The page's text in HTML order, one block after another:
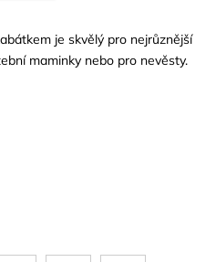
je skvělý pro nejrůznější
maminky nebo pro nevěsty.